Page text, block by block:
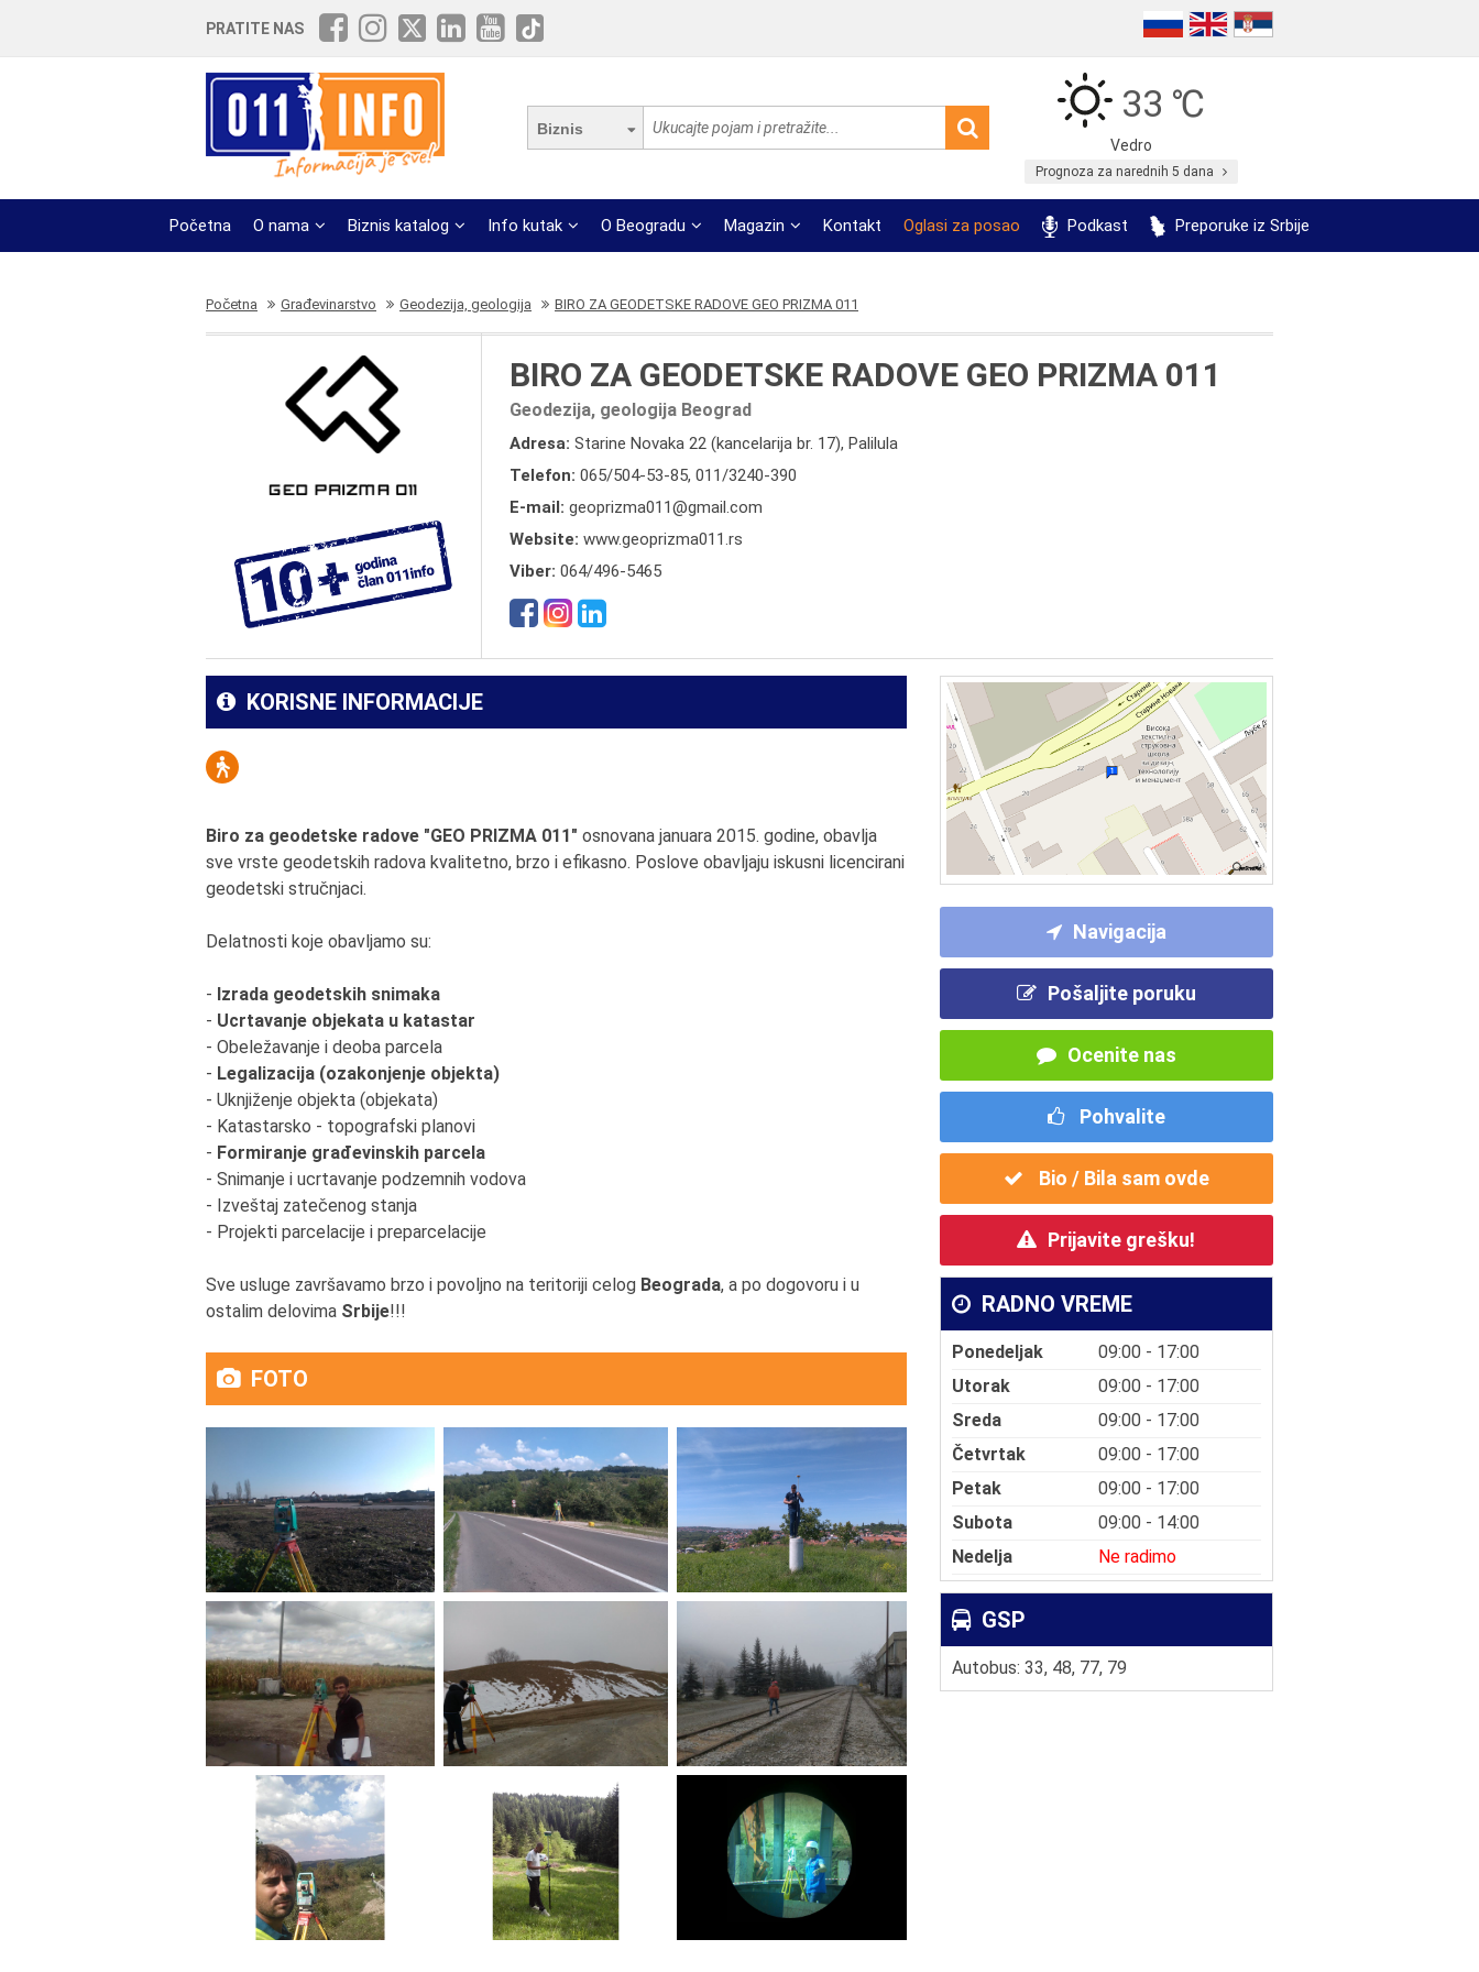
PRATITE NAS
Biznis
33 ℃
Vedro
Prognoza za narednih 5 dana
Početna O nama Biznis katalog Info kutak O Beogradu Magazin Kontakt Oglasi za posao Podkast Preporuke iz Srbije
Početna Građevinarstvo Geodezija, geologija BIRO ZA GEODETSKE RADOVE GEO PRIZMA 011
BIRO ZA GEODETSKE RADOVE GEO PRIZMA 011
Geodezija, geologija Beograd
Adresa: Starine Novaka 22 (kancelarija br. 17), Palilula
Telefon: 065/504-53-85, 011/3240-390
E-mail: geoprizma011@gmail.com
Website: www.geoprizma011.rs
Viber: 064/496-5465
Navigacija
Pošaljite poruku
Ocenite nas
Pohvalite
Bio / Bila sam ovde
Prijavite grešku!
RADNO VREME
Ponedeljak
09:00 - 17:00
Utorak
09:00 - 17:00
Sreda
09:00 - 17:00
Četvrtak
09:00 - 17:00
Petak
09:00 - 17:00
Subota
09:00 - 14:00
Nedelja
Ne radimo
GSP
Autobus: 33, 48, 77, 79
KORISNE INFORMACIJE
Biro za geodetske radove "GEO PRIZMA 011" osnovana januara 2015. godine, obavlja
sve vrste geodetskih radova kvalitetno, brzo i efikasno. Poslove obavljaju iskusni licencirani
geodetski stručnjaci.
Delatnosti koje obavljamo su:
- Izrada geodetskih snimaka
- Ucrtavanje objekata u katastar
- Obeležavanje i deoba parcela
- Legalizacija (ozakonjenje objekta)
- Uknjiženje objekta (objekata)
- Katastarsko - topografski planovi
- Formiranje građevinskih parcela
- Snimanje i ucrtavanje podzemnih vodova
- Izveštaj zatečenog stanja
- Projekti parcelacije i preparcelacije
Sve usluge završavamo brzo i povoljno na teritoriji celog Beograda, a po dogovoru i u
ostalim delovima Srbije!!!
FOTO